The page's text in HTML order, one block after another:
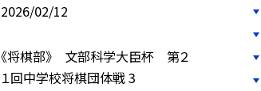
2026/02/12
《将棋部》 文部科学大臣杯 第２
１回中学校将棋団体戦 3